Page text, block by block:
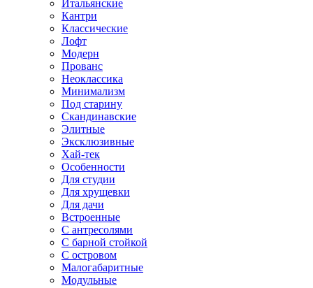
Итальянские
Кантри
Классические
Лофт
Модерн
Прованс
Неоклассика
Минимализм
Под старину
Скандинавские
Элитные
Эксклюзивные
Хай-тек
Особенности
Для студии
Для хрущевки
Для дачи
Встроенные
С антресолями
С барной стойкой
С островом
Малогабаритные
Модульные